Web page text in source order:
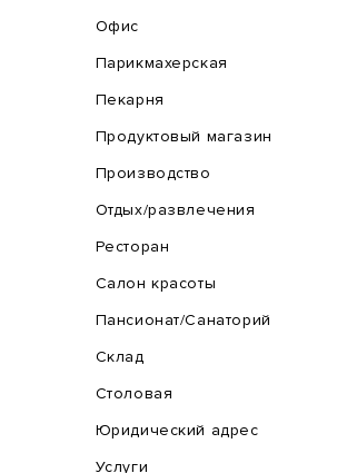
Офис
Парикмахерская
Пекарня
Продуктовый магазин
Производство
Отдых/развлечения
Ресторан
Салон красоты
Пансионат/Санаторий
Склад
Столовая
Юридический адрес
Услуги